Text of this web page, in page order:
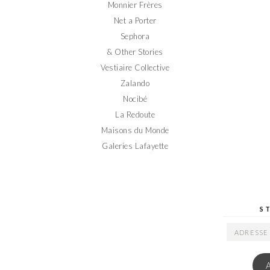
Monnier Frères
Net a Porter
Sephora
& Other Stories
Vestiaire Collective
Zalando
Nocibé
La Redoute
Maisons du Monde
Galeries Lafayette
ADRESSE